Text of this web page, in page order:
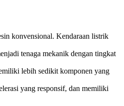
konvensional. Kendaraan listrik
tenaga mekanik dengan tingkat
lebih sedikit komponen yang
yang responsif, dan memiliki